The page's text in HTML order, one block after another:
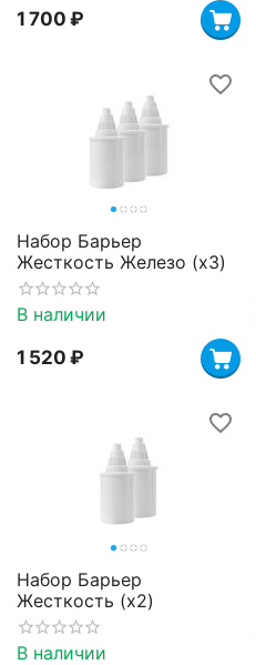
1 700 ₽
Набор Барьер
Жесткость Железо (х3)
В наличии
1 520 ₽
Набор Барьер
Жесткость (х2)
В наличии